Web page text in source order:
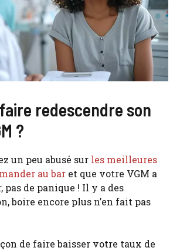
redescendre son
?
un peu abusé sur les meilleures
au bar et que votre VGM a
pas de panique ! Il y a des
boire encore plus n’en fait pas
de faire baisser votre taux de